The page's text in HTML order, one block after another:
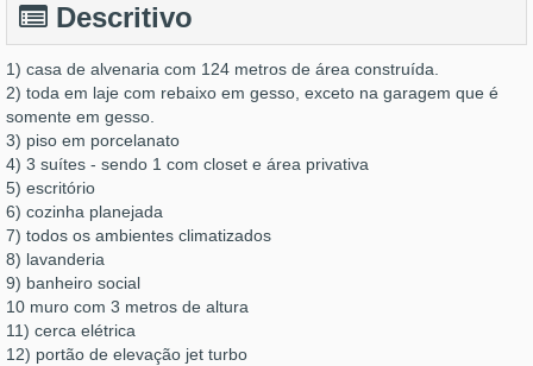
Descritivo
1) casa de alvenaria com 124 metros de área construída.
2) toda em laje com rebaixo em gesso, exceto na garagem que é
somente em gesso.
3) piso em porcelanato
4) 3 suítes - sendo 1 com closet e área privativa
5) escritório
6) cozinha planejada
7) todos os ambientes climatizados
8) lavanderia
9) banheiro social
10 muro com 3 metros de altura
11) cerca elétrica
12) portão de elevação jet turbo